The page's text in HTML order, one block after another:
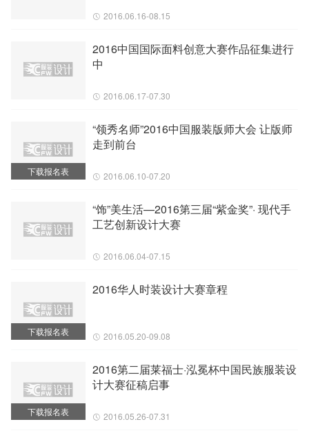
2016.06.16-08.15
2016中国国际面料创意大赛作品征集进行
中
2016.06.17-07.30
下载报名表
“领秀名师”2016中国服装版师大会 让版师
走到前台
2016.06.10-07.20
“饰”美生活—2016第三届“紫金奖”· 现代手
工艺创新设计大赛
2016.06.04-07.15
下载报名表
2016华人时装设计大赛章程
2016.05.20-09.08
下载报名表
2016第二届莱福士·泓冕杯中国民族服装设
计大赛征稿启事
2016.05.26-07.31